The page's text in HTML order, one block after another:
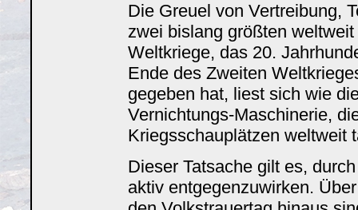
Die Greuel von Vertreibung,
zwei bislang größten
Weltkriege, das 20.
Ende des Zweiten
gegeben hat, liest sich wie
Vernichtungs-Maschinerie,
Kriegsschauplätzen weltweit
Dieser Tatsache gilt es,
aktiv entgegenzuwirken.